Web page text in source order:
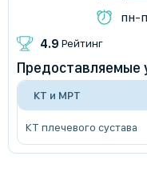
пн-
4.9 Рейтинг
Предоставляемые
КТ и МРТ
КТ плечевого сустава